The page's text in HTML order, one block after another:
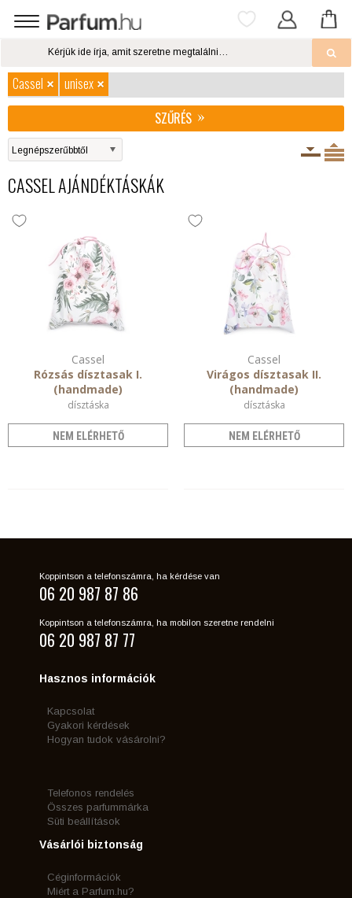
Cassel
unisex
SZŰRÉS
CASSEL AJÁNDÉKTÁSKÁK
Cassel
Rózsás dísztasak I.
(handmade)
dísztáska
NEM ELÉRHETŐ
Cassel
Virágos dísztasak II.
(handmade)
dísztáska
NEM ELÉRHETŐ
Koppintson a telefonszámra, ha kérdése van
06 20 987 87 86
Koppintson a telefonszámra, ha mobilon szeretne rendelni
06 20 987 87 77
Hasznos információk
Kapcsolat
Gyakori kérdések
Hogyan tudok vásárolni?
Telefonos rendelés
Összes parfummárka
Süti beállítások
Vásárlói biztonság
Céginformációk
Miért a Parfum.hu?